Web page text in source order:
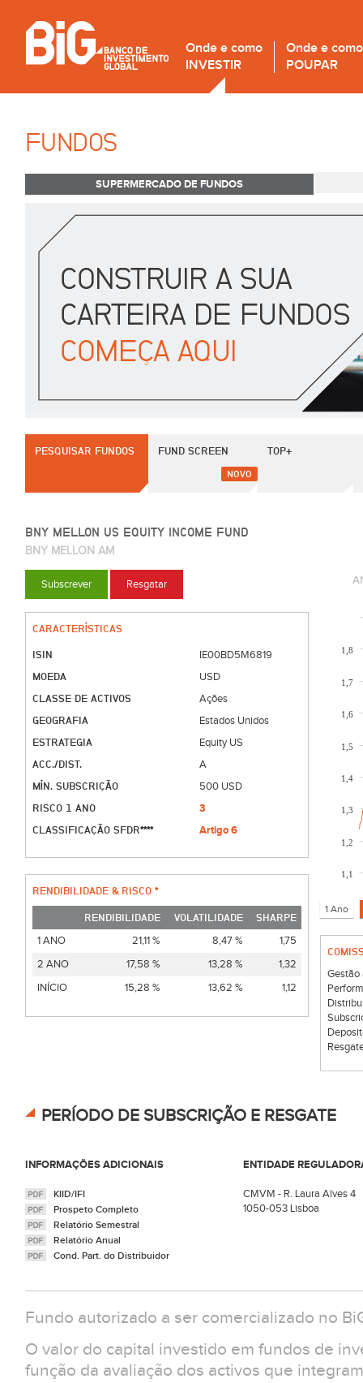
Onde e como
INVESTIR
Onde e como
POUPAR
FUNDOS
SUPERMERCADO DE FUNDOS
PESQUISAR FUNDOS FUND SCREEN
NOVO
TOP+
BNY MELLON US EQUITY INCOME FUND
BNY MELLON AM
Subscrever Resgatar
CARACTERÍSTICAS
ISIN
IE00BD5M6819
MOEDA
USD
CLASSE DE ACTIVOS
Ações
GEOGRAFIA
Estados Unidos
ESTRATEGIA
Equity US
ACC./DIST.
A
MÍN. SUBSCRIÇÃO
500 USD
RISCO 1 ANO
3
CLASSIFICAÇÃO SFDR****
Artigo 6
RENDIBILIDADE & RISCO *
RENDIBILIDADE VOLATILIDADE
SHARPE
1 ANO
21,11 % 8,47 %
1,75
2 ANO
17,58 % 13,28 %
1,32
INÍCIO
15,28 % 13,62 % 1,12
1,1
1,2
1,3
1,4
1,5
1,6
1,7
1,8
Gestão
PERÍODO DE SUBSCRIÇÃO E RESGATE
INFORMAÇÕES ADICIONAIS ENTIDADE
KIID/IFI
Prospeto Completo
Relatório Semestral
Relatório Anual
Cond. Part. do Distribuidor
CMVM - R. Laura Alves 4
1050-053 Lisboa
Fundo autorizado a ser comercializado no
O valor do capital investido em fundos de
função da avaliação dos activos que